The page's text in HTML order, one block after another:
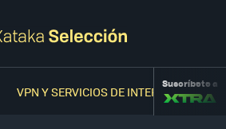
VPN Y SERVICIOS DE INTERNETSuscríbete a